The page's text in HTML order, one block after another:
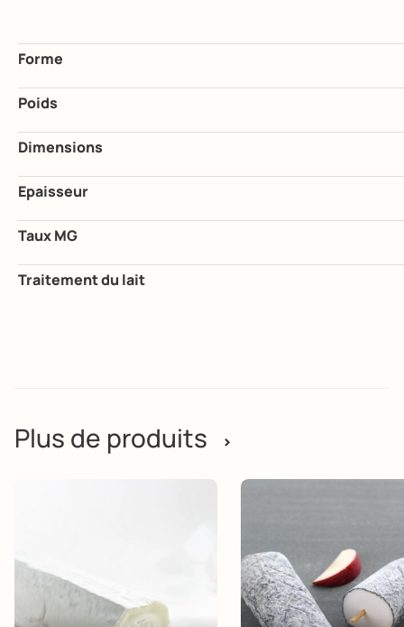
Forme
Poids
Dimensions
Epaisseur
Taux MG
Traitement du lait
Plus de produits >